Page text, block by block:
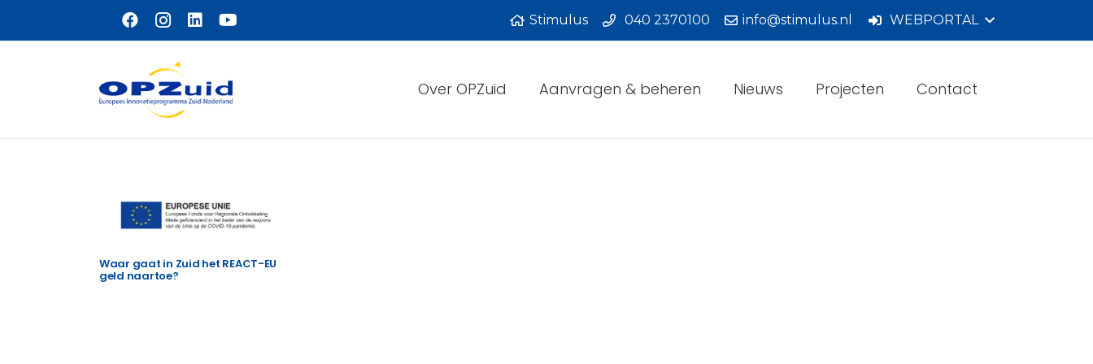
Naar hoofdinhoud
Stimulus 040 2370100 info@stimulus.nl WEBPORTAL
Over OPZuid Aanvragen & beheren Nieuws Projecten Contact
Waar gaat in Zuid het REACT-EU
geld naartoe?